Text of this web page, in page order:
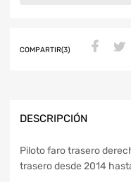
COMPARTIR(3)
DESCRIPCIÓN
Piloto faro trasero
trasero desde 2014